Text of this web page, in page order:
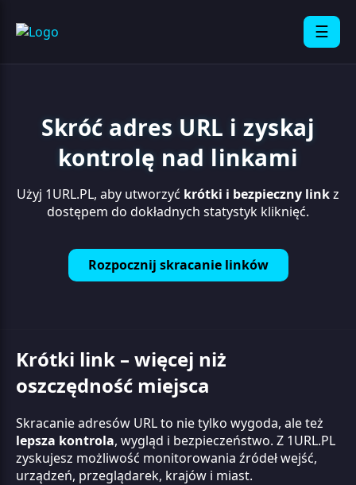
☰
Skróć adres URL i zyskaj
kontrolę nad linkami
Użyj 1URL.PL, aby utworzyć krótki i bezpieczny linkz
dostępem do dokładnych statystyk kliknięć.
Rozpocznij skracanie linków
Krótki link – więcej niż
oszczędność miejsca
Skracanie adresów URL to nie tylko wygoda, ale też
lepsza kontrola, wygląd i bezpieczeństwo. Z 1URL.PL
zyskujesz możliwość monitorowania źródeł wejść,
urządzeń, przeglądarek, krajów i miast.